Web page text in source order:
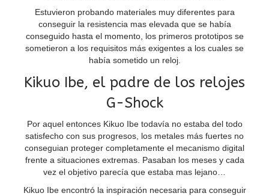
Estuvieron probando materiales muy diferentes para
conseguir la resistencia mas elevada que se había
conseguido hasta el momento, los primeros prototipos se
sometieron a los requisitos más exigentes a los cuales se
había sometido un reloj.
Kikuo Ibe, el padre de los relojes
G-Shock
Por aquel entonces Kikuo Ibe todavía no estaba del todo
satisfecho con sus progresos, los metales más fuertes no
conseguian proteger completamente el mecanismo digital
frente a situaciones extremas. Pasaban los meses y cada
vez el objetivo parecía que estaba mas lejano…
Kikuo Ibe encontró la inspiración necesaria para conseguir